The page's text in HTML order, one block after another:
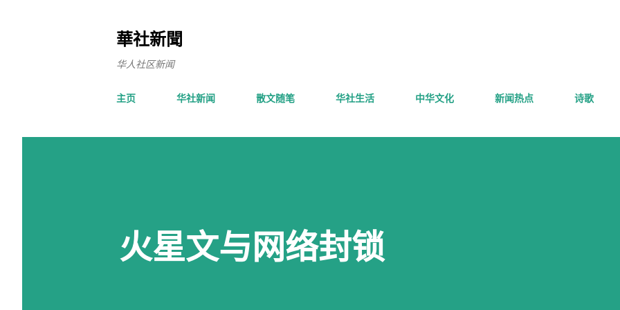
華社新聞
华人社区新闻
主页 华社新闻 散文随笔 华社生活 中华文化 新闻热点 诗歌
火星文与网络封锁